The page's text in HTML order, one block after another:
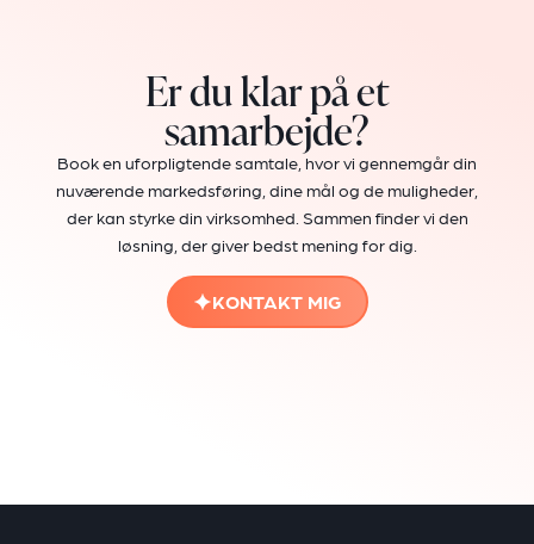
Er du klar på et
samarbejde?
Book en uforpligtende samtale, hvor vi gennemgår din
nuværende markedsføring, dine mål og de muligheder,
der kan styrke din virksomhed. Sammen finder vi den
løsning, der giver bedst mening for dig.
KONTAKT MIG